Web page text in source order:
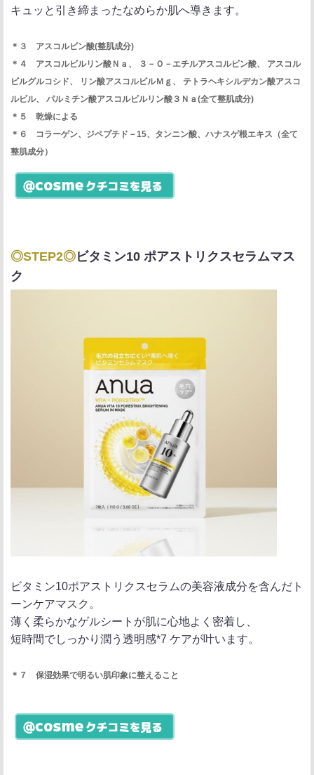
キュッと引き締まったなめらか肌へ導きます。
＊３ アスコルビン酸(整肌成分)
＊４ アスコルビルリン酸Ｎａ、 ３－Ｏ－エチルアスコルビン酸、 アスコル
ビルグルコシド、 リン酸アスコルビルＭｇ、 テトラヘキシルデカン酸アスコ
ルビル、 パルミチン酸アスコルビルリン酸３Ｎａ(全て整肌成分)
＊５ 乾燥による
＊６ コラーゲン、ジペプチド－15、タンニン酸、ハナスゲ根エキス（全て
整肌成分）
◎STEP2◎ビタミン10 ポアストリクスセラムマス
ク
ビタミン10ポアストリクスセラムの美容液成分を含んだト
ーンケアマスク。
薄く柔らかなゲルシートが肌に心地よく密着し、
短時間でしっかり潤う透明感*7 ケアが叶います。
＊７ 保湿効果で明るい肌印象に整えること